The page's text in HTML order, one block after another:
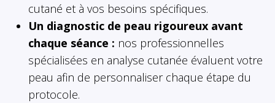
cutané et à vos besoins spécifiques.
Un diagnostic de peau rigoureux avant
chaque séance : nos professionnelles
spécialisées en analyse cutanée évaluent votre
peau afin de personnaliser chaque étape du
protocole.